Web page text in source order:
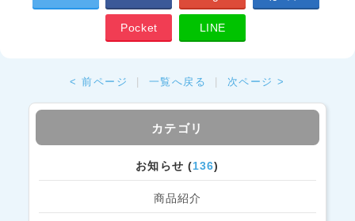
Pocket LINE
< 前ページ 一覧へ戻る 次ページ >
カテゴリ
お知らせ (136)
商品紹介